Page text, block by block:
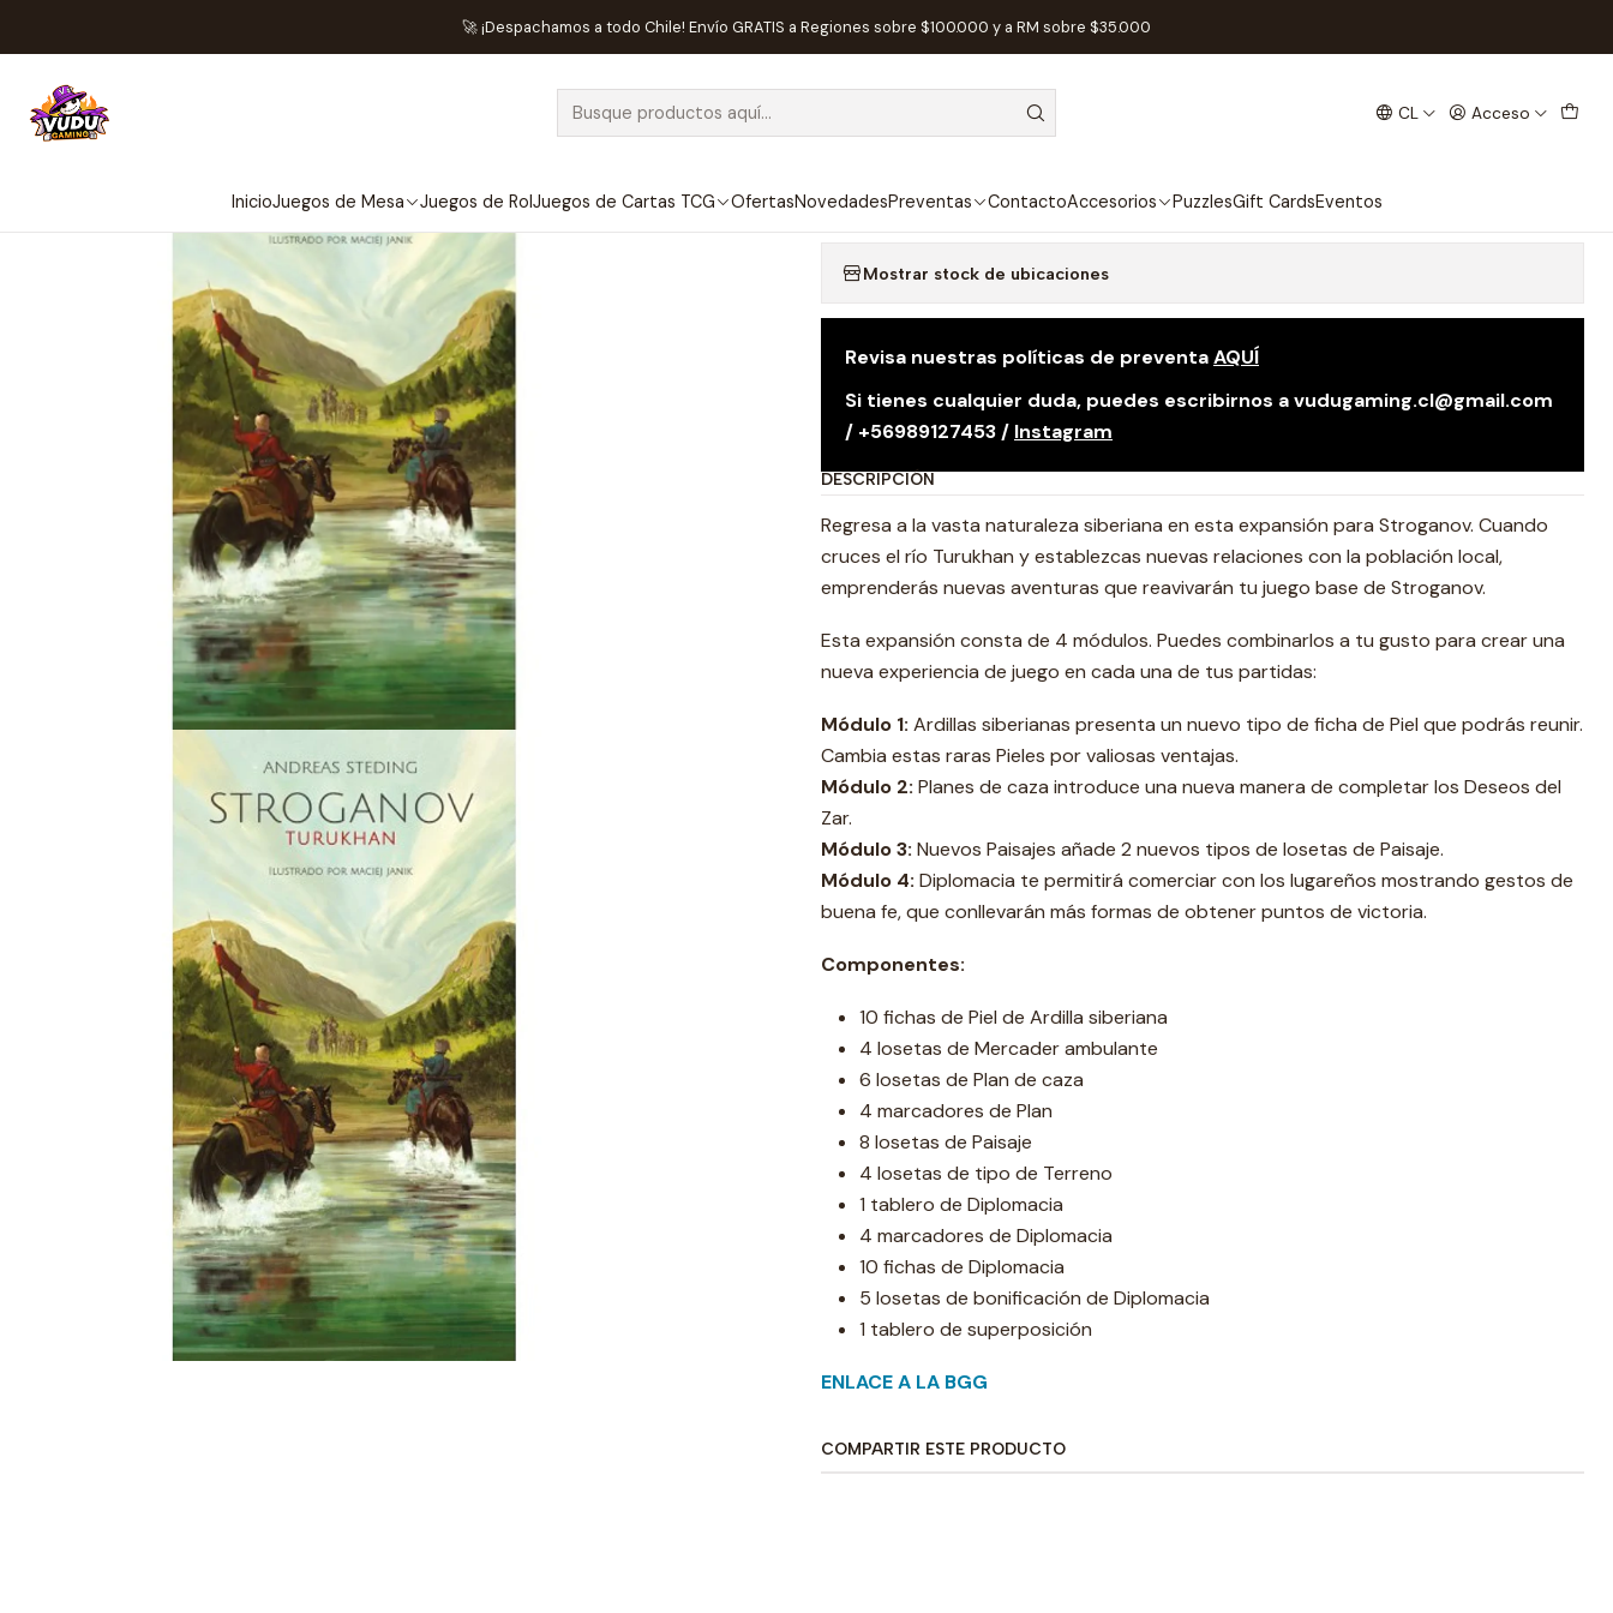
CL Acceso
InicioJuegos de Mesa Juegos de RolJuegos de Cartas TCG OfertasNovedadesPreventas ContactoAccesorios PuzzlesGift CardsEventos
🚀 ¡Despachamos a todo Chile! Envío GRATIS a Regiones sobre $100.000 y a RM sobre $35.000
Inicio Preventas Maldito Games Preventa - Turukhan - Stroganov - Español
NO DISPONIBLE Preventa - Turukhan - Stroganov - Español
Agregar a la lista de favoritos
Mostrar stock de ubicaciones
Revisa nuestras políticas de preventaAQUÍ
Si tienes cualquier duda, puedes escribirnos a vudugaming.cl@gmail.com
/ +56989127453 / Instagram
DESCRIPCIÓN
Regresa a la vasta naturaleza siberiana en esta expansión para Stroganov. Cuando
cruces el río Turukhan y establezcas nuevas relaciones con la población local,
emprenderás nuevas aventuras que reavivarán tu juego base de Stroganov.
Esta expansión consta de 4 módulos. Puedes combinarlos a tu gusto para crear una
nueva experiencia de juego en cada una de tus partidas:
Módulo 1: Ardillas siberianas presenta un nuevo tipo de ficha de Piel que podrás reunir.
Cambia estas raras Pieles por valiosas ventajas.
Módulo 2: Planes de caza introduce una nueva manera de completar los Deseos del
Zar.
Módulo 3: Nuevos Paisajes añade 2 nuevos tipos de losetas de Paisaje.
Módulo 4: Diplomacia te permitirá comerciar con los lugareños mostrando gestos de
buena fe, que conllevarán más formas de obtener puntos de victoria.
Componentes:
10 fichas de Piel de Ardilla siberiana
4 losetas de Mercader ambulante
6 losetas de Plan de caza
4 marcadores de Plan
8 losetas de Paisaje
4 losetas de tipo de Terreno
1 tablero de Diplomacia
4 marcadores de Diplomacia
10 fichas de Diplomacia
5 losetas de bonificación de Diplomacia
1 tablero de superposición
ENLACE A LA BGG
COMPARTIR ESTE PRODUCTO